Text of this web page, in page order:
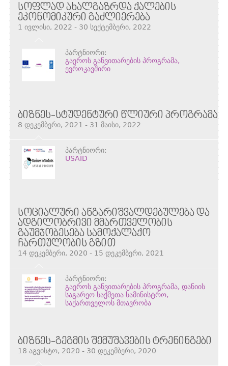
ᲡᲝᲤᲚᲐᲓ ᲐᲮᲐᲚᲒᲐᲖᲠᲓᲐ ᲥᲐᲚᲔᲑᲘᲡ
ᲔᲙᲝᲜᲝᲛᲘᲙᲣᲠᲘ ᲒᲐᲫᲚᲘᲔᲠᲔᲑᲐ
1 ივლისი, 2022 - 30 სექტემბერი, 2022
პარტნიორი:
გაეროს განვითარების პროგრამა,
ევროკავშირი
ᲑᲘᲖᲜᲔᲡ-ᲡᲢᲣᲓᲔᲜᲢᲣᲠᲘ ᲬᲚᲘᲣᲠᲘ ᲞᲠᲝᲒᲠᲐᲛᲐ
8 დეკემბერი, 2021 - 31 მაისი, 2022
პარტნიორი:
USAID
ᲡᲝᲪᲘᲐᲚᲣᲠᲘ ᲐᲜᲒᲐᲠᲘᲨᲕᲐᲚᲓᲔᲑᲣᲚᲔᲑᲐ ᲓᲐ
ᲐᲓᲒᲘᲚᲝᲑᲠᲘᲕᲘ ᲛᲛᲐᲠᲗᲕᲔᲚᲝᲑᲘᲡ
ᲒᲐᲣᲛᲯᲝᲑᲔᲡᲔᲑᲐ ᲡᲐᲛᲝᲥᲐᲚᲐᲥᲝ
ᲩᲐᲠᲗᲣᲚᲝᲑᲘᲡ ᲒᲖᲘᲗ
14 დეკემბერი, 2020 - 15 დეკემბერი, 2021
პარტნიორი:
გაეროს განვითარების პროგრამა, დანიის
საგარეო საქმეთა სამინისტრო,
საქართველოს მთავრობა
ᲑᲘᲖᲜᲔᲡ-ᲒᲔᲒᲛᲘᲡ ᲨᲔᲛᲣᲨᲐᲕᲔᲑᲘᲡ ᲢᲠᲔᲜᲘᲜᲒᲔᲑᲘ
18 აგვისტო, 2020 - 30 დეკემბერი, 2020